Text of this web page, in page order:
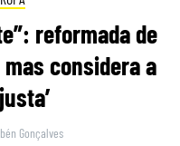
reformada de
mas considera a
Gonçalves